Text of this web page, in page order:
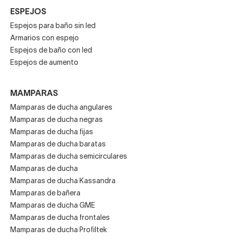
ESPEJOS
Espejos para baño sin led
Armarios con espejo
Espejos de baño con led
Espejos de aumento
MAMPARAS
Mamparas de ducha angulares
Mamparas de ducha negras
Mamparas de ducha fijas
Mamparas de ducha baratas
Mamparas de ducha semicirculares
Mamparas de ducha
Mamparas de ducha Kassandra
Mamparas de bañera
Mamparas de ducha GME
Mamparas de ducha frontales
Mamparas de ducha Profiltek